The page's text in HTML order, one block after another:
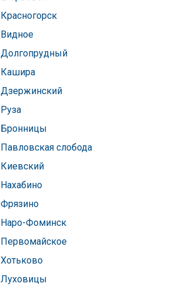
Красногорск
Видное
Долгопрудный
Кашира
Дзержинский
Руза
Бронницы
Павловская слобода
Киевский
Нахабино
Фрязино
Наро-Фоминск
Первомайское
Хотьково
Луховицы